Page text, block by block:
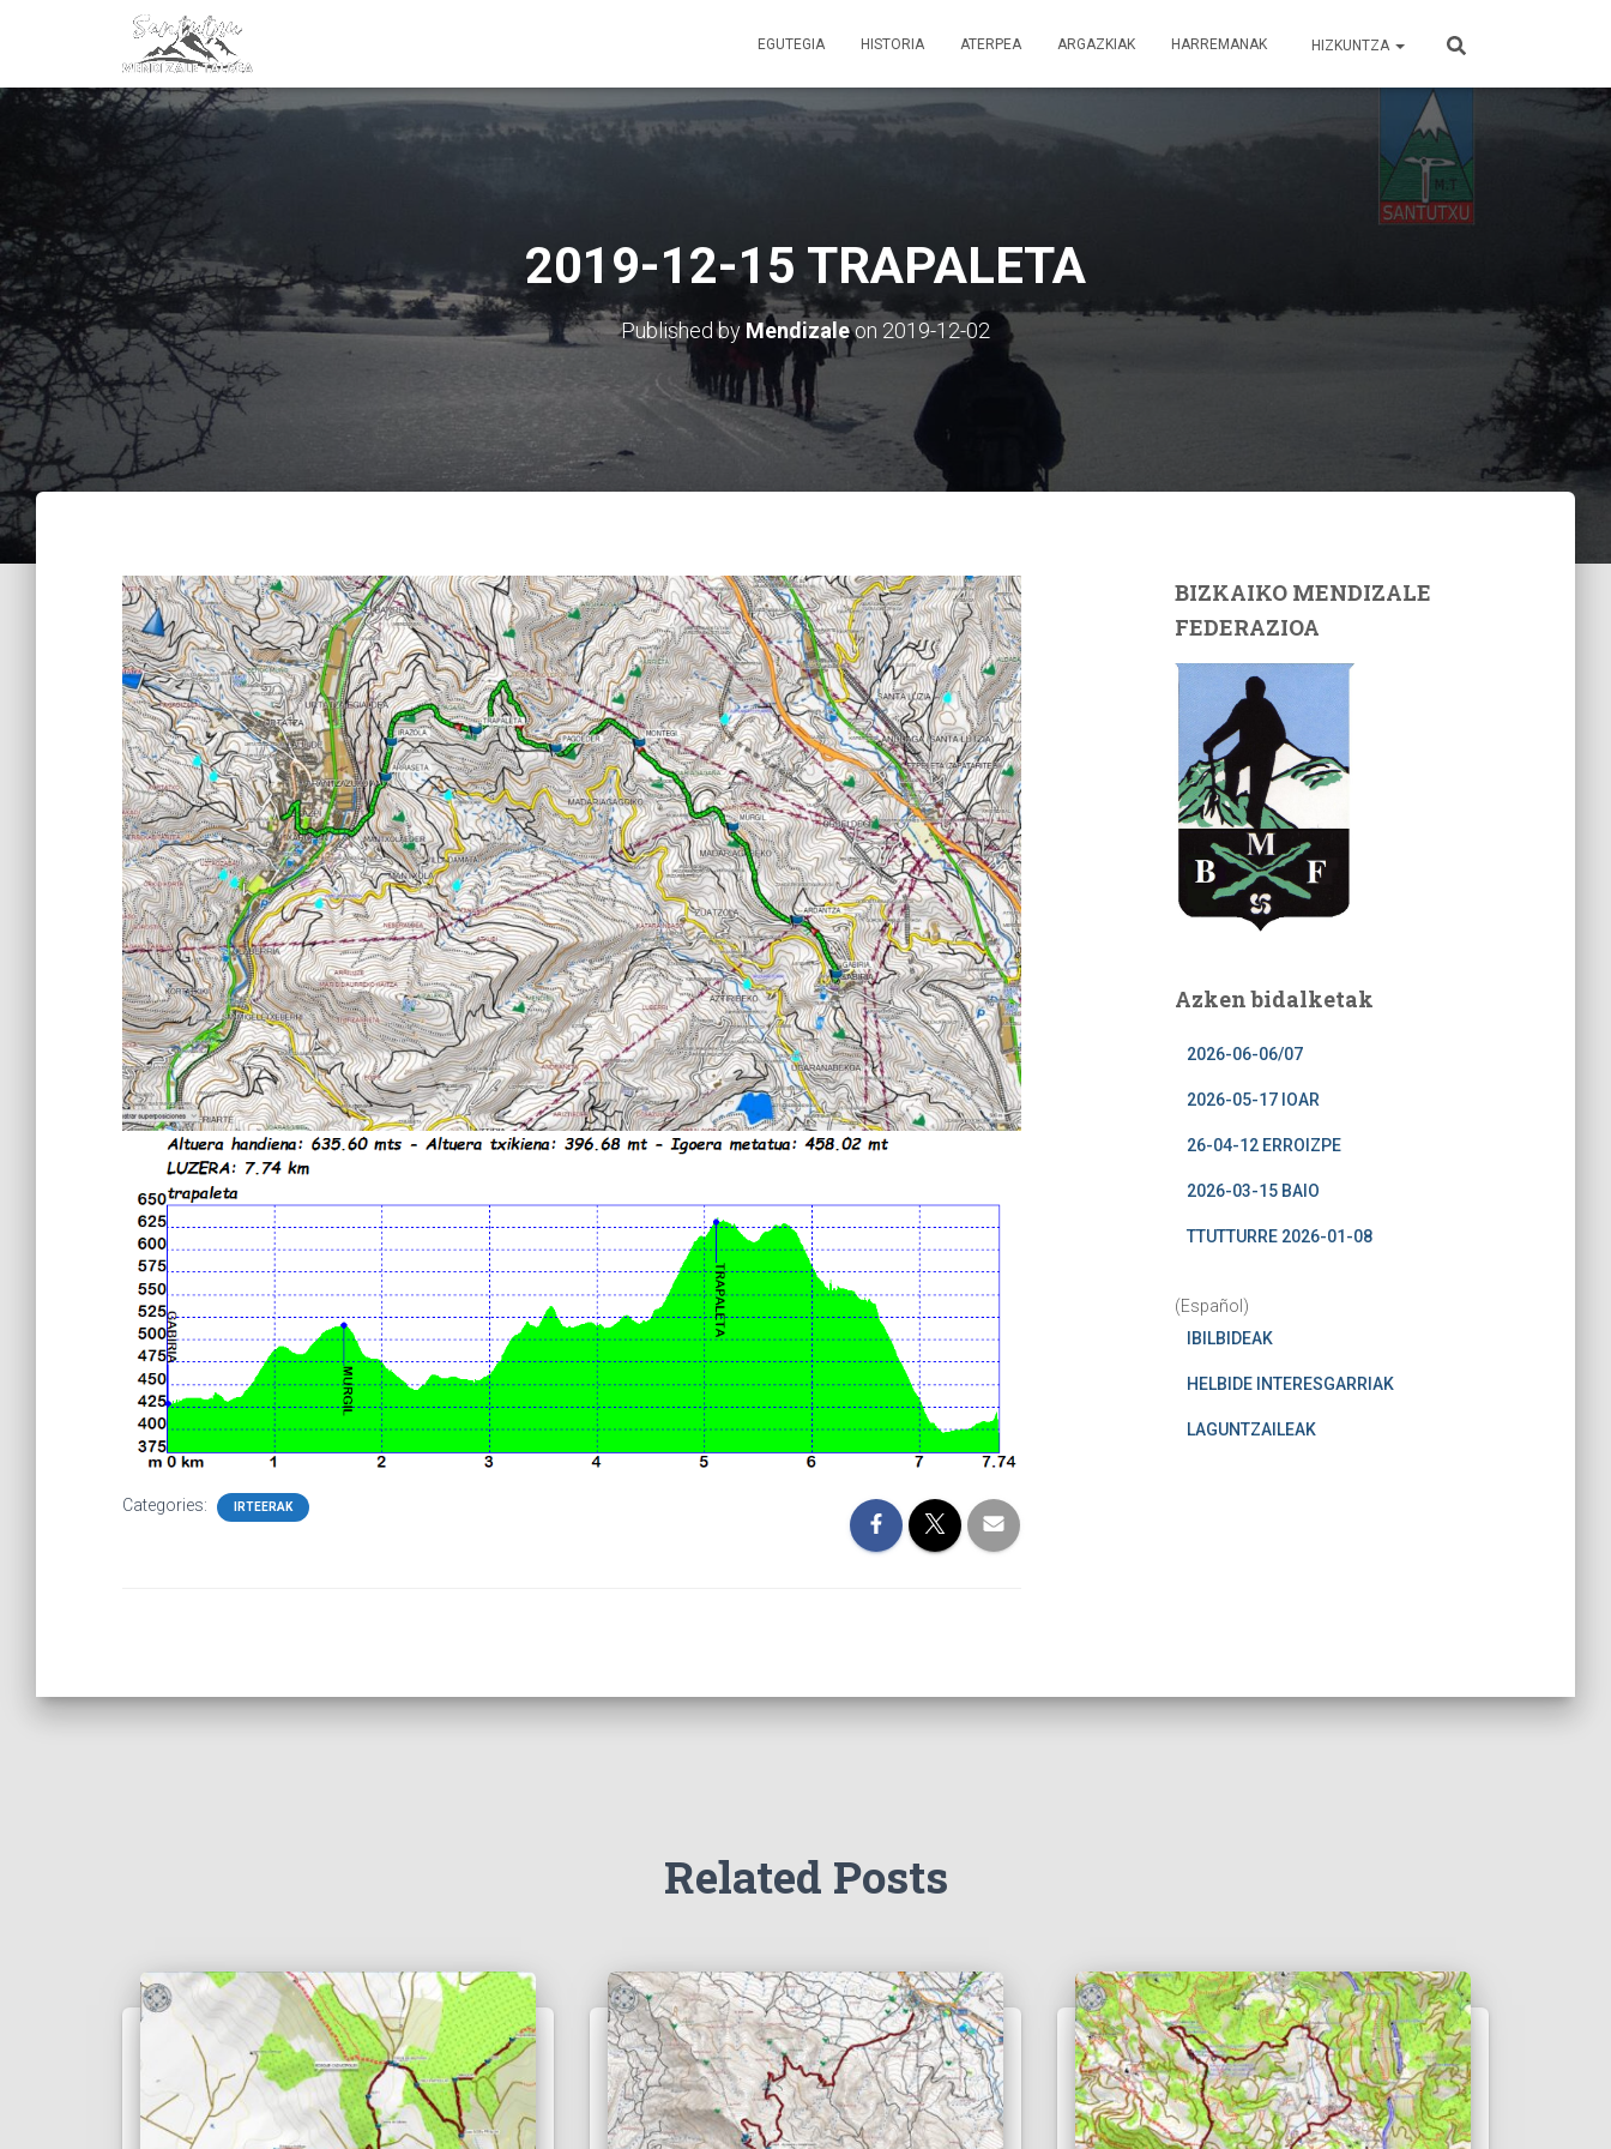
EGUTEGIA HISTORIA ATERPEA ARGAZKIAK HARREMANAK HIZKUNTZA
2019-12-15 TRAPALETA
Published by Mendizaleon 2019-12-02
Categories: IRTEERAK
BIZKAIKO MENDIZALE
FEDERAZIOA
Azken bidalketak
2026-06-06/07
2026-05-17 IOAR
26-04-12 ERROIZPE
2026-03-15 BAIO
TTUTTURRE 2026-01-08
(Español)
IBILBIDEAK
HELBIDE INTERESGARRIAK
LAGUNTZAILEAK
Related Posts